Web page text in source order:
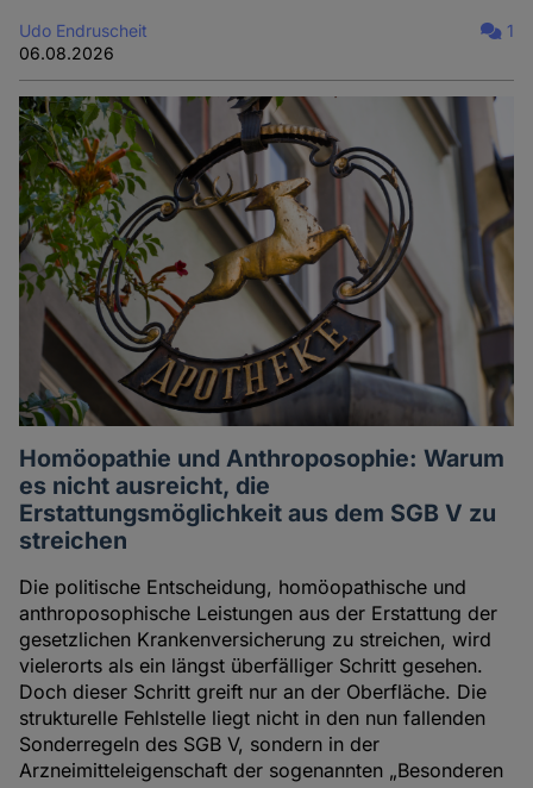
Udo Endruscheit
06.08.2026
1
Homöopathie und Anthroposophie: Warum
es nicht ausreicht, die
Erstattungsmöglichkeit aus dem SGB V zu
streichen
Die politische Entscheidung, homöopathische und
anthroposophische Leistungen aus der Erstattung der
gesetzlichen Krankenversicherung zu streichen, wird
vielerorts als ein längst überfälliger Schritt gesehen.
Doch dieser Schritt greift nur an der Oberfläche. Die
strukturelle Fehlstelle liegt nicht in den nun fallenden
Sonderregeln des SGB V, sondern in der
Arzneimitteleigenschaft der sogenannten „Besonderen